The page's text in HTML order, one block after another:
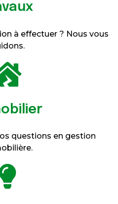
à effectuer ? Nous vous
questions en gestion